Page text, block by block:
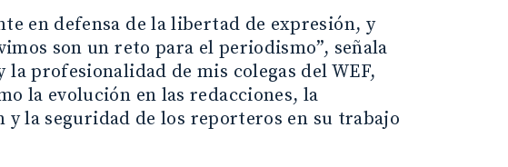
en defensa de la libertad de expresión, y
son un reto para el periodismo”, señala
profesionalidad de mis colegas del WEF,
la evolución en las redacciones, la
la seguridad de los reporteros en su trabajo